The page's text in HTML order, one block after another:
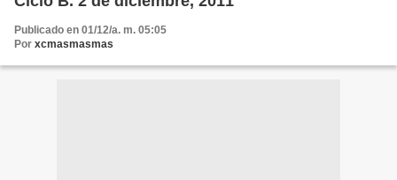
Publicado en 01/12/a. m. 05:05
Por xcmasmasmas